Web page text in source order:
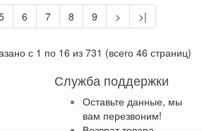
6 7 8 9 > >|
с 1 по 16 из 731 (всего 46 страниц)
Служба поддержки
Оставьте данные, мы
вам перезвоним!